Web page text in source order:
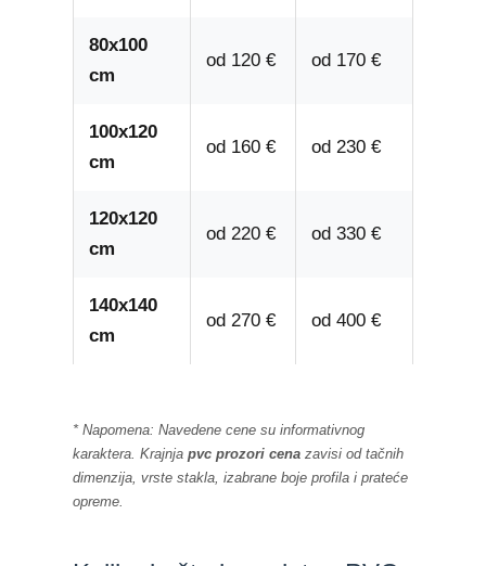
80x100
cm
od 120 € od 170 €
100x120
cm
od 160 € od 230 €
120x120
cm
od 220 € od 330 €
140x140
cm
od 270 € od 400 €
* Napomena: Navedene cene su informativnog
karaktera. Krajnja pvc prozori cena zavisi od tačnih
dimenzija, vrste stakla, izabrane boje profila i prateće
opreme.